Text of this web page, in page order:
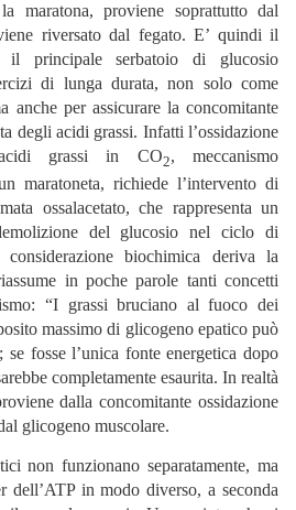
maratona, proviene soprattutto dal
riversato dal fegato. E’ quindi il
il principale serbatoio di glucosio
di lunga durata, non solo come
anche per assicurare la concomitante
degli acidi grassi. Infatti l’ossidazione
grassi in CO2, meccanismo
maratoneta, richiede l’intervento di
ossalacetato, che rappresenta un
del glucosio nel ciclo di
biochimica deriva la
in poche parole tanti concetti
“I grassi bruciano al fuoco dei
massimo di glicogeno epatico può
fosse l’unica fonte energetica dopo
completamente esaurita. In realtà
dalla concomitante ossidazione
glicogeno muscolare.
non funzionano separatamente, ma
dell’ATP in modo diverso, a seconda